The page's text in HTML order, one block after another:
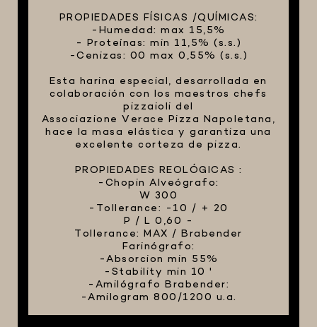
PROPIEDADES FÍSICAS /QUÍMICAS:
-Humedad: max 15,5%
- Proteínas: min 11,5% (s.s.)
-Cenizas: 00 max 0,55% (s.s.)
Esta harina especial, desarrollada en
colaboración con los maestros chefs
pizzaioli del
Associazione Verace Pizza Napoletana,
hace la masa elástica y garantiza una
excelente corteza de pizza.
PROPIEDADES REOLÓGICAS :
-Chopin Alveógrafo:
W 300
-Tollerance: -10 / + 20
P / L 0,60 -
Tollerance: MAX / Brabender
Farinógrafo:
-Absorcion min 55%
-Stability min 10 '
-Amilógrafo Brabender:
-Amilogram 800/1200 u.a.